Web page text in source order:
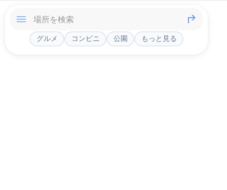
グルメ コンビニ 公園 もっと見る